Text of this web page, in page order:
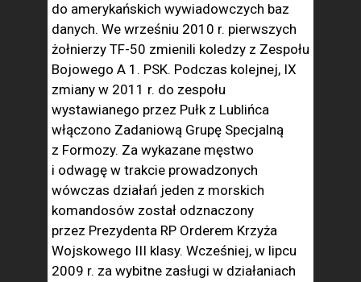
do amerykańskich wywiadowczych baz
danych. We wrześniu 2010 r. pierwszych
żołnierzy TF-50 zmienili koledzy z Zespołu
Bojowego A 1. PSK. Podczas kolejnej, IX
zmiany w 2011 r. do zespołu
wystawianego przez Pułk z Lublińca
włączono Zadaniową Grupę Specjalną
z Formozy. Za wykazane męstwo
i odwagę w trakcie prowadzonych
wówczas działań jeden z morskich
komandosów został odznaczony
przez Prezydenta RP Orderem Krzyża
Wojskowego III klasy. Wcześniej, w lipcu
2009 r. za wybitne zasługi w działaniach